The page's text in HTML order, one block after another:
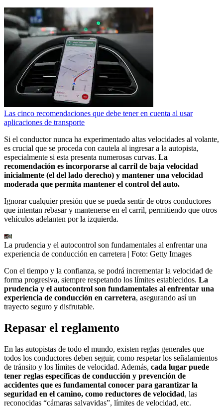
Las cinco recomendaciones que debe tener en cuenta al usar
aplicaciones de transporte
Si el conductor nunca ha experimentado altas velocidades al volante,
es crucial que se proceda con cautela al ingresar a la autopista,
especialmente si esta presenta numerosas curvas. La
recomendación es incorporarse al carril de baja velocidad
inicialmente (el del lado derecho) y mantener una velocidad
moderada que permita mantener el control del auto.
Ignorar cualquier presión que se pueda sentir de otros conductores
que intentan rebasar y mantenerse en el carril, permitiendo que otros
vehículos adelanten por la izquierda.
La prudencia y el autocontrol son fundamentales al enfrentar una
experiencia de conducción en carretera | Foto: Getty Images
Con el tiempo y la confianza, se podrá incrementar la velocidad de
forma progresiva, siempre respetando los límites establecidos. La
prudencia y el autocontrol son fundamentales al enfrentar una
experiencia de conducción en carretera, asegurando así un
trayecto seguro y disfrutable.
Repasar el reglamento
En las autopistas de todo el mundo, existen reglas generales que
todos los conductores deben seguir, como respetar los señalamientos
de tránsito y los límites de velocidad. Además, cada lugar puede
tener reglas específicas de conducción y prevención de
accidentes que es fundamental conocer para garantizar la
seguridad en el camino, como reductores de velocidad, las
reconocidas “cámaras salvavidas”, límites de velocidad, etc.